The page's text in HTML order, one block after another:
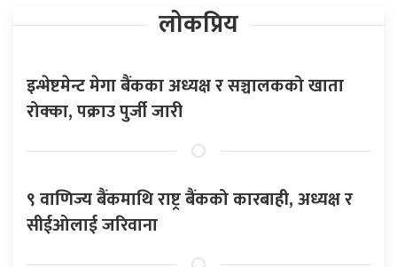
लोकप्रिय
इन्भेष्टमेन्ट मेगा बैंकका अध्यक्ष र सञ्चालकको खाता
रोक्का, पक्राउ पुर्जी जारी
९ वाणिज्य बैंकमाथि राष्ट्र बैंकको कारबाही, अध्यक्ष र
सीईओलाई जरिवाना